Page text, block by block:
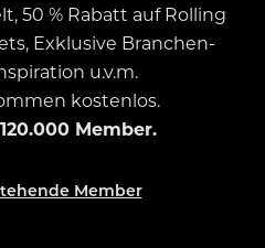
50 % Rabatt auf Rolling
Exklusive Branchen-
u.v.m.
kostenlos.
Member.
Member